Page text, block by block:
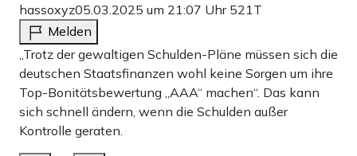
hassoxyz05.03.2025 um 21:07 Uhr 521T
Melden
„Trotz der gewaltigen Schulden-Pläne müssen sich die
deutschen Staatsfinanzen wohl keine Sorgen um ihre
Top-Bonitätsbewertung „AAA“ machen“. Das kann
sich schnell ändern, wenn die Schulden außer
Kontrolle geraten.